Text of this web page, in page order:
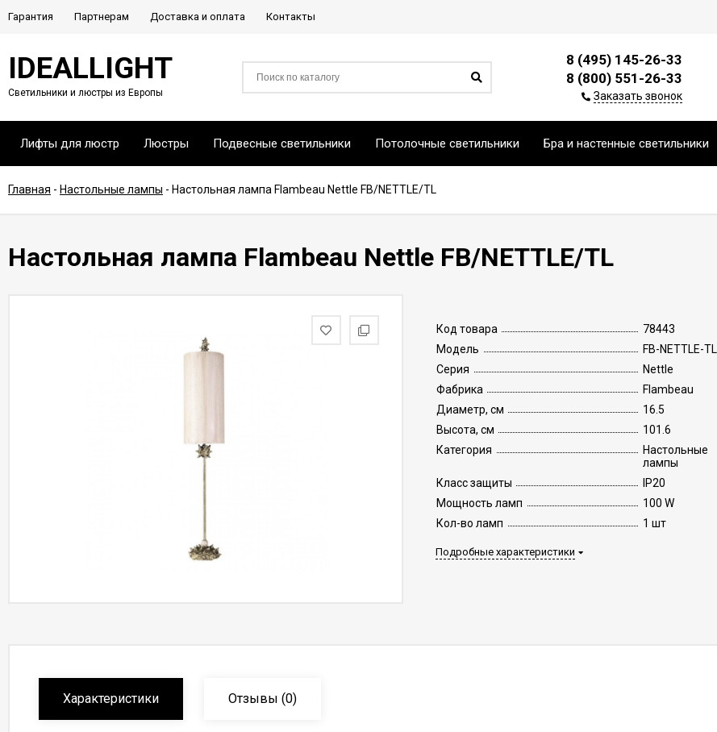
Гарантия Партнерам Доставка и оплата Контакты
IDEALLIGHT
Светильники и люстры из Европы
8 (495) 145-26-33
8 (800) 551-26-33
Заказать звонок
Лифты для люстр Люстры Подвесные светильники Потолочные светильники Бра и настенные светильники
Главная - Настольные лампы - Настольная лампа Flambeau Nettle FB/NETTLE/TL
Настольная лампа Flambeau Nettle FB/NETTLE/TL
Код товара
78443
Модель
FB-NETTLE-TL
Серия
Nettle
Фабрика
Flambeau
Диаметр, см
16.5
Высота, см
101.6
Категория
Настольные
лампы
Класс защиты
IP20
Мощность ламп
100 W
Кол-во ламп
1 шт
Подробные характеристики
Характеристики Отзывы (0)